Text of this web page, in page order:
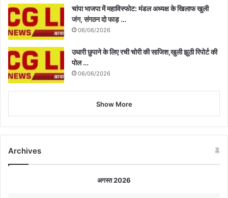
चांपा भाजपा में महाविस्फोट: मंडल अध्यक्ष के खिलाफ खुली
जंग, संगठन दो फाड़ …
06/06/2026
उधारी छुपाने के लिए रची चोरी की साजिश,खुली झूठी रिपोर्ट की
पोल …
06/06/2026
Show More
Archives
अगस्त 2026